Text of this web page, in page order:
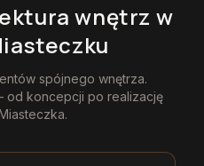
wnętrz w
spójnego wnętrza.
od koncepcji po realizację
.